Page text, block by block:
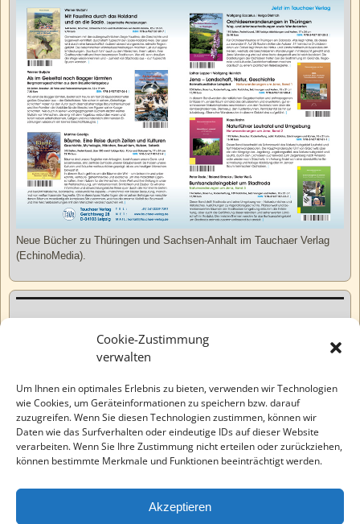
Cookie-Zustimmung
verwalten
Um Ihnen ein optimales Erlebnis zu bieten, verwenden wir Technologien
wie Cookies, um Geräteinformationen zu speichern bzw. darauf
zuzugreifen. Wenn Sie diesen Technologien zustimmen, können wir
Daten wie das Surfverhalten oder eindeutige IDs auf dieser Website
verarbeiten. Wenn Sie Ihre Zustimmung nicht erteilen oder zurückziehen,
können bestimmte Merkmale und Funktionen beeinträchtigt werden.
Akzeptieren
Neue Bücher zu Thüringen und Sachsen-Anhalt im Tauchaer Verlag
(EchinoMedia).
Varia